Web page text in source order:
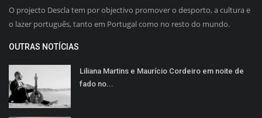
O projecto Descla tem por objectivo promover o desporto, a cultura e
o lazer português, tanto em Portugal como no resto do mundo.
OUTRAS NOTÍCIAS
Liliana Martins e Maurício Cordeiro em noite de
fado no...